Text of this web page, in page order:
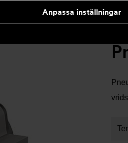
Anpassa inställningar